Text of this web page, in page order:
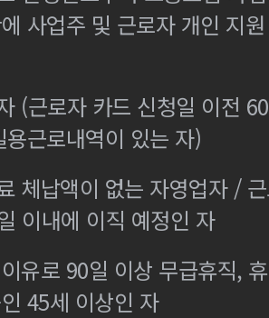
사업주 및 근로자 개인 지
(근로자 카드 신청일 이전
용근로내역이 있는 자)
체납액이 없는 자영업자 /
이내에 이직 예정인 자
유로 90일 이상 무급휴직,
45세 이상인 자